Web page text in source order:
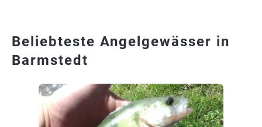
Beliebteste Angelgewässer in
Barmstedt